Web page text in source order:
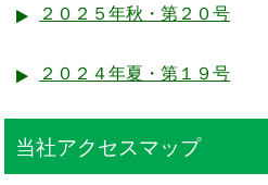
２０２５年秋・第２０号
２０２４年夏・第１９号
当社アクセスマップ